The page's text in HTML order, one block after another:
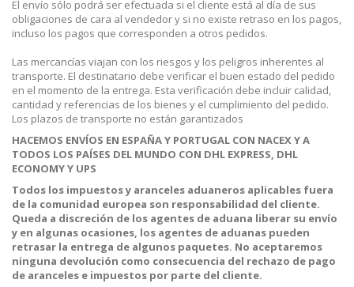
El envío sólo podrá ser efectuada si el cliente está al día de sus
obligaciones de cara al vendedor y si no existe retraso en los pagos,
incluso los pagos que corresponden a otros pedidos.
Las mercancías viajan con los riesgos y los peligros inherentes al
transporte. El destinatario debe verificar el buen estado del pedido
en el momento de la entrega. Esta verificación debe incluir calidad,
cantidad y referencias de los bienes y el cumplimiento del pedido.
Los plazos de transporte no están garantizados
HACEMOS ENVÍOS EN ESPAÑA Y PORTUGAL CON NACEX Y A
TODOS LOS PAÍSES DEL MUNDO CON DHL EXPRESS, DHL
ECONOMY Y UPS
Todos los impuestos y aranceles aduaneros aplicables fuera
de la comunidad europea son responsabilidad del cliente.
Queda a discreción de los agentes de aduana liberar su envío
y en algunas ocasiones, los agentes de aduanas pueden
retrasar la entrega de algunos paquetes. No aceptaremos
ninguna devolución como consecuencia del rechazo de pago
de aranceles e impuestos por parte del cliente.